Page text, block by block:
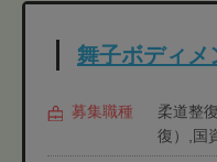
舞子ボディメ
募集職種
柔道整
復）,国